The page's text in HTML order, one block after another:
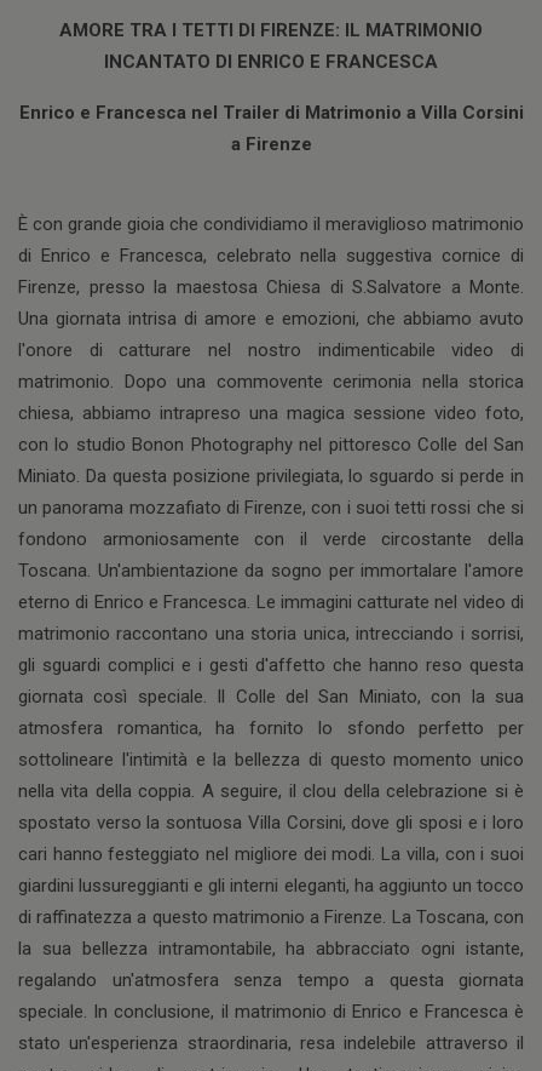
AMORE TRA I TETTI DI FIRENZE: IL MATRIMONIO
INCANTATO DI ENRICO E FRANCESCA
Enrico e Francesca nel Trailer di Matrimonio a Villa Corsini
a Firenze
È con grande gioia che condividiamo il meraviglioso matrimonio
di Enrico e Francesca, celebrato nella suggestiva cornice di
Firenze, presso la maestosa Chiesa di S.Salvatore a Monte.
Una giornata intrisa di amore e emozioni, che abbiamo avuto
l'onore di catturare nel nostro indimenticabile video di
matrimonio. Dopo una commovente cerimonia nella storica
chiesa, abbiamo intrapreso una magica sessione video foto,
con lo studio Bonon Photography nel pittoresco Colle del San
Miniato. Da questa posizione privilegiata, lo sguardo si perde in
un panorama mozzafiato di Firenze, con i suoi tetti rossi che si
fondono armoniosamente con il verde circostante della
Toscana. Un'ambientazione da sogno per immortalare l'amore
eterno di Enrico e Francesca. Le immagini catturate nel video di
matrimonio raccontano una storia unica, intrecciando i sorrisi,
gli sguardi complici e i gesti d'affetto che hanno reso questa
giornata così speciale. Il Colle del San Miniato, con la sua
atmosfera romantica, ha fornito lo sfondo perfetto per
sottolineare l'intimità e la bellezza di questo momento unico
nella vita della coppia. A seguire, il clou della celebrazione si è
spostato verso la sontuosa Villa Corsini, dove gli sposi e i loro
cari hanno festeggiato nel migliore dei modi. La villa, con i suoi
giardini lussureggianti e gli interni eleganti, ha aggiunto un tocco
di raffinatezza a questo matrimonio a Firenze. La Toscana, con
la sua bellezza intramontabile, ha abbracciato ogni istante,
regalando un'atmosfera senza tempo a questa giornata
speciale. In conclusione, il matrimonio di Enrico e Francesca è
stato un'esperienza straordinaria, resa indelebile attraverso il